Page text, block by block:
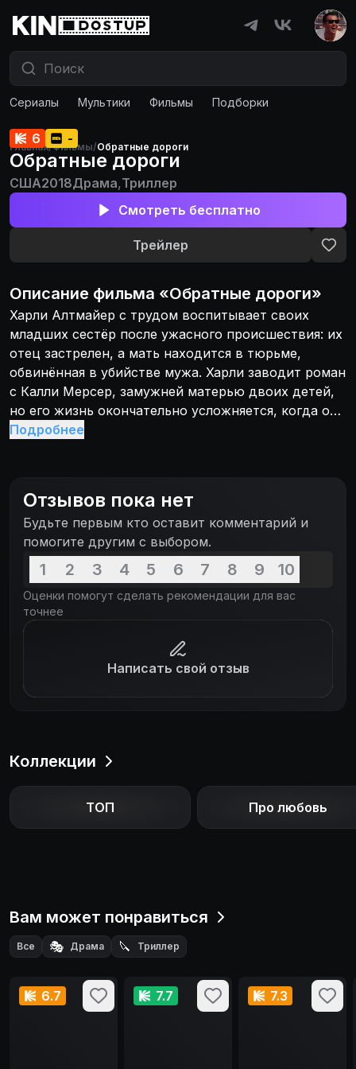
Сериалы Мультики Фильмы Подборки
Главная/Фильмы/Обратные дороги
6 -
Обратные дороги
США2018Драма,Триллер
Смотреть бесплатно
Трейлер
Описание фильма «Обратные дороги»
Харли Алтмайер с трудом воспитывает своих
младших сестёр после ужасного происшествия: их
отец застрелен, а мать находится в тюрьме,
обвинённая в убийстве мужа. Харли заводит роман
с Калли Мерсер, замужней матерью двоих детей,
но его жизнь окончательно усложняется, когда он
становится главным подозреваемым в убийстве.
Подробнее
Отзывов пока нет
Будьте первым кто оставит комментарий и
помогите другим с выбором.
1 2 3 4 5 6 7 8 9 10
Оценки помогут сделать рекомендации для вас
точнее
Написать свой отзыв
Коллекции
ТОП Про любовь
Вам может понравиться
Все 🎭 Драма 🔪 Триллер
6.7 7.7 7.3